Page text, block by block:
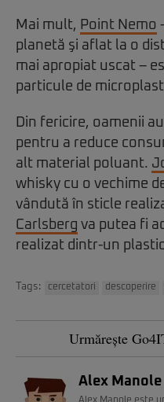
Mai mult, Point Nemo
planetă şi aflat la o
mai apropiat uscat –
particule de
Din fericire, oamenii
pentru a reduce
alt material poluant.
whisky cu o vechime
vândută în sticle
Carlsberg va putea fi
realizat dintr-un
Tags: cercetatori descoperire
Urmărește
Alex Manole